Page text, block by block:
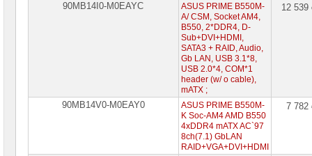
Жесткие
Видеокарты
90MB14I0-M0EAYC
ASUS PRIME B550M-
A/ CSM, Socket AM4,
B550, 2*DDR4, D-
Sub+DVI+HDMI,
SATA3 + RAID, Audio,
Gb LAN, USB 3.1*8,
USB 2.0*4, COM*1
header (w/ o cable),
mATX ;
12
90MB14V0-M0EAY0
ASUS PRIME B550M-
K Soc-AM4 AMD B550
4xDDR4 mATX AC`97
8ch(7.1) GbLAN
RAID+VGA+DVI+HDMI
7